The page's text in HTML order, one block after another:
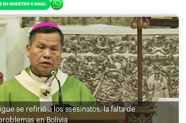
se refirió a los asesinatos, la falta de
en Bolivia